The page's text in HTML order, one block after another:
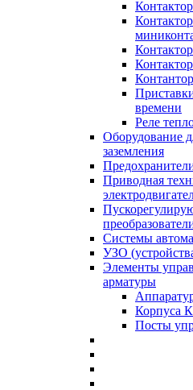
времени
Реле
Оборудование
заземления
Приводная
Системы
УЗО
Элементы
арматуры
Корпуса
Посты